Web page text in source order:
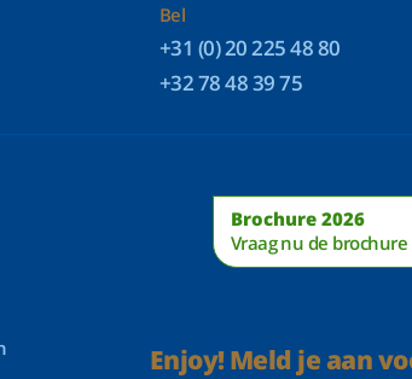
Bel
+31 (0) 20 225 48 80
+32 78 48 39 75
Brochure 2026
Vraag nu de
Enjoy! Meld je aan